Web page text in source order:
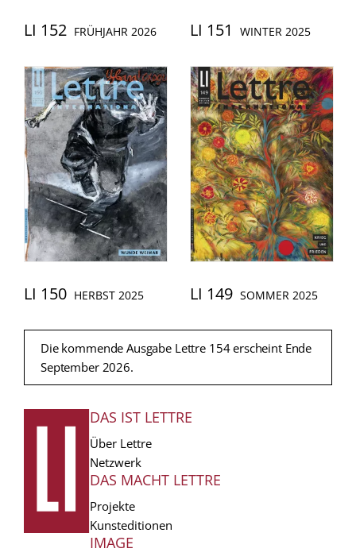
LI 152 FRÜHJAHR 2026 LI 151 WINTER 2025
LI 150 HERBST 2025 LI 149 SOMMER 2025
Die kommende Ausgabe Lettre 154 erscheint Ende
September 2026.
FUSSZEILE
DAS IST LETTRE
Über Lettre
Netzwerk
DAS MACHT LETTRE
Projekte
Kunsteditionen
IMAGE